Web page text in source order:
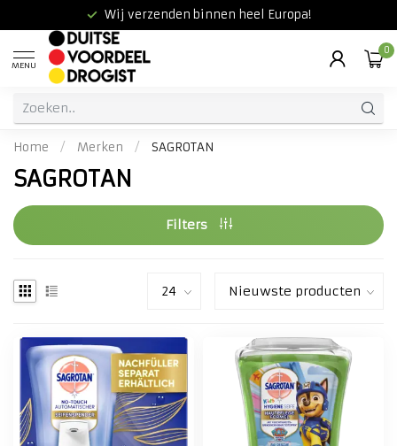
Wij verzenden binnen heel Europa!
MENU
0
Home / Merken / SAGROTAN
SAGROTAN
Filters